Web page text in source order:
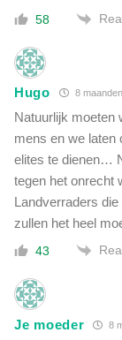
58
Hugo 8
Natuurlijk moeten
mens en we laten
elites te dienen…
tegen het onrecht
Landverraders
zullen het heel
43
Je moeder 8